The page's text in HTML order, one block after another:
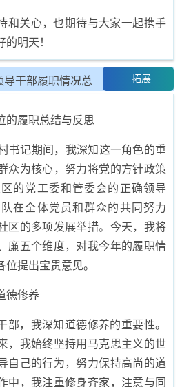
和关心，也期待与大家一起携手
明天！
导干部履职情况总 拓展
的履职总结与反思
书记期间，我深知这一角色的重
众为核心，努力将党的方针政策
的党工委和管委会的正确领导
在全体党员和群众的共同努力
区的多项发展举措。今天，我将
廉五个维度，对我今年的履职情
提出宝贵意见。
德修养
部，我深知道德修养的重要性。
，我始终坚持用马克思主义的世
自己的行为，努力保持高尚的道
中，我注重修身齐家，注意与同